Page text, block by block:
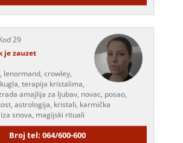
29
zauzet
terapija kristalima,
amajlija za ljubav, novac, posao,
astrologija, kristali, karmička
snova, magijski rituali
Broj tel: 064/600-600
tel:0,93€ - mob:1,12€ min